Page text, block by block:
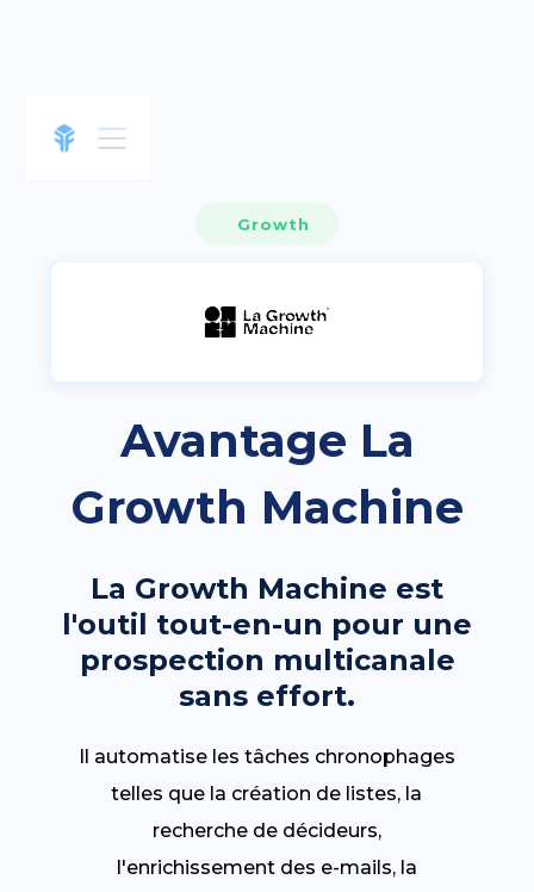
Growth
Avantage La
Growth Machine
La Growth Machine est
l'outil tout-en-un pour une
prospection multicanale
sans effort.
Il automatise les tâches chronophages
telles que la création de listes, la
recherche de décideurs,
l'enrichissement des e-mails, la